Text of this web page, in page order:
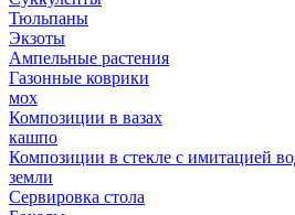
Тюльпаны
Экзоты
Ампельные растения
Газонные коврики
мох
Композиции в вазах
кашпо
Композиции в стекле с имитацией
земли
Сервировка стола